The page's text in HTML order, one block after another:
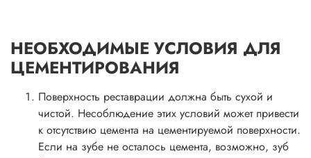
НЕОБХОДИМЫЕ УСЛОВИЯ ДЛЯ
ЦЕМЕНТИРОВАНИЯ
Поверхность реставрации должна быть сухой и
чистой. Несоблюдение этих условий может привести
к отсутствию цемента на цементируемой поверхности.
Если на зубе не осталось цемента, возможно, зуб